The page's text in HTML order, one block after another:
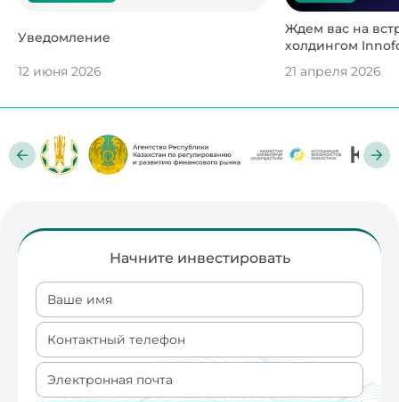
Уведомление
12 июня 2026
Ждем вас на
холдингом
21 апреля 2026
Начните инвестировать
Ваше имя
Контактный телефон
Электронная почта